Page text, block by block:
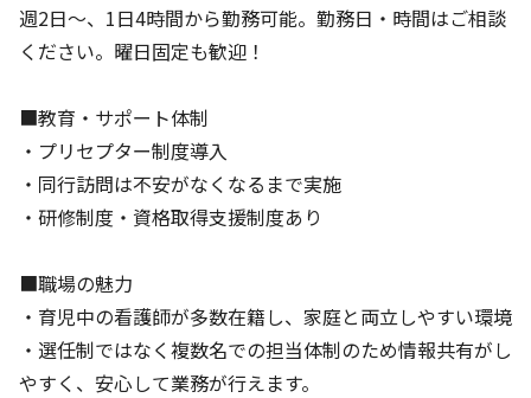
週2日～、1日4時間から勤務可能。勤務日・時間はご相談
ください。曜日固定も歓迎！
■教育・サポート体制
・プリセプター制度導入
・同行訪問は不安がなくなるまで実施
・研修制度・資格取得支援制度あり
■職場の魅力
・育児中の看護師が多数在籍し、家庭と両立しやすい環境
・選任制ではなく複数名での担当体制のため情報共有がし
やすく、安心して業務が行えます。